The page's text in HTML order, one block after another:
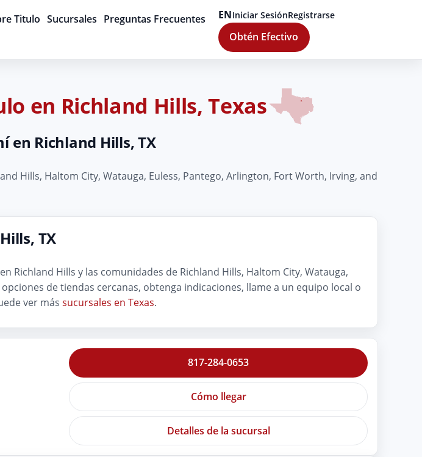
Titulo Sucursales Preguntas Frecuentes
ENIniciar SesiónRegistrarse
Obtén Efectivo
en Richland Hills, Texas
en Richland Hills, TX
Hills, Haltom City, Watauga, Euless, Pantego, Arlington, Fort Worth, Irving, and
TX
Richland Hills y las comunidades de Richland Hills, Haltom City, Watauga,
de tiendas cercanas, obtenga indicaciones, llame a un equipo local o
ver más sucursales en Texas.
817-284-0653
Cómo llegar
Detalles de la sucursal